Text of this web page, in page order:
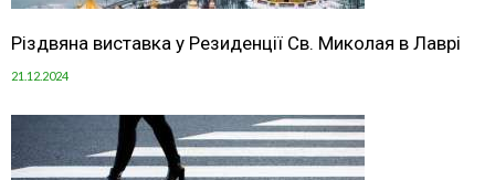
Різдвяна виставка у Резиденції Св. Миколая в Лаврі
21.12.2024